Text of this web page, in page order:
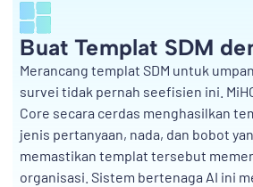
Buat Templat SDM
Merancang templat SDM untuk
survei tidak pernah seefisien ini.
Core secara cerdas menghasilkan
jenis pertanyaan, nada, dan bobot
memastikan templat tersebut
organisasi. Sistem bertenaga AI ini